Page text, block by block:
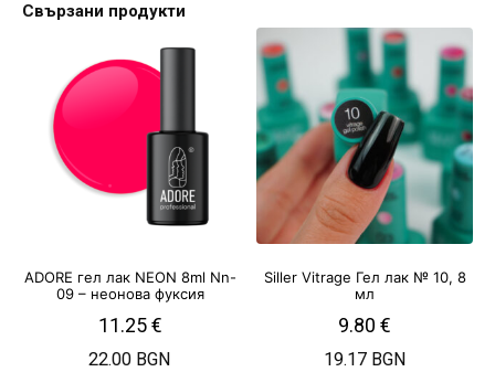
Свързани продукти
ADORE гел лак NEON 8ml Nn-
09 – неонова фуксия
11.25€
22.00 BGN
Siller Vitrage Гел лак № 10, 8
мл
9.80€
19.17 BGN